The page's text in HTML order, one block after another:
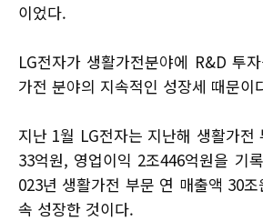
이었다.
LG전자가 생활가전분야에 R&D 투
가전 분야의 지속적인 성장세 때문이
지난 1월 LG전자는 지난해 생활가전
33억원, 영업이익 2조446억원을 기
023년 생활가전 부문 연 매출액 30
속 성장한 것이다.